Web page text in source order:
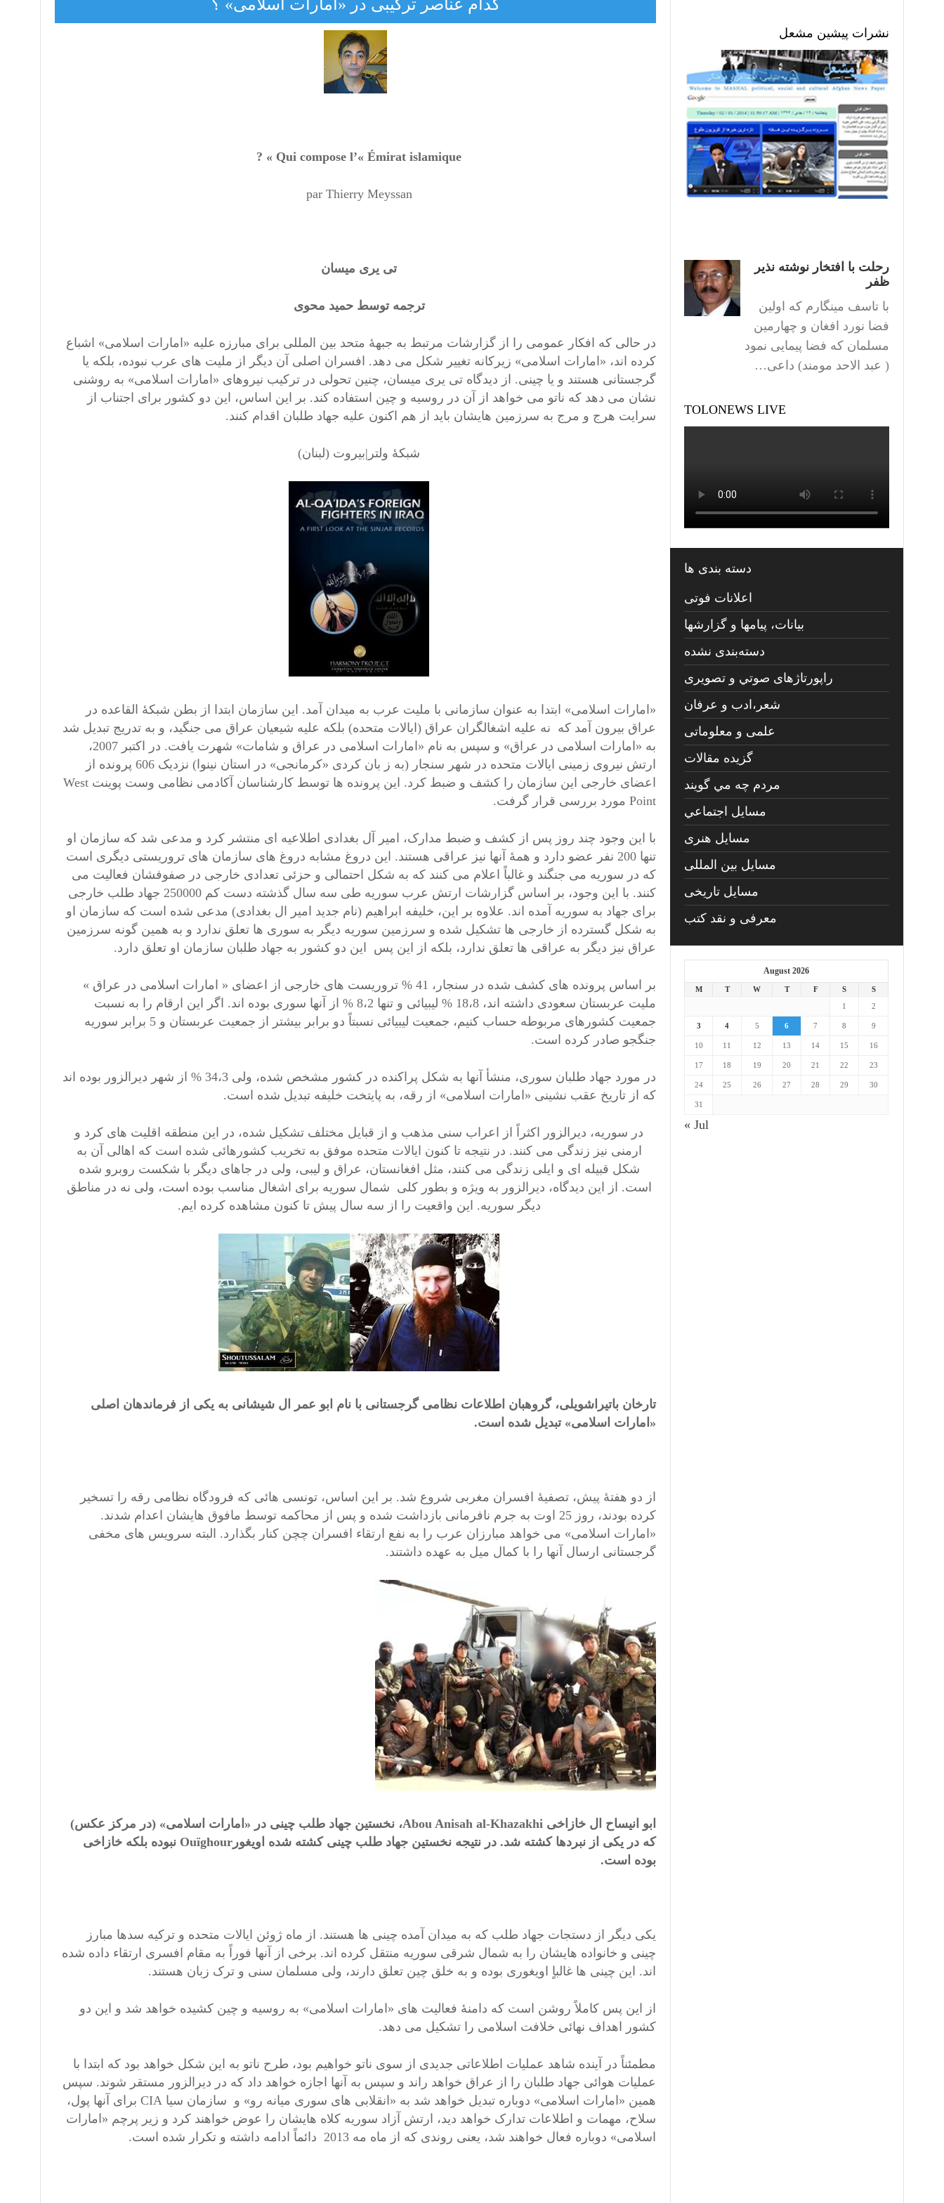
کدام عناصر ترکیبی در «امارات اسلامی» ؟
Qui compose l’« Émirat islamique » ?
par Thierry Meyssan
تی یری میسان
ترجمه توسط حمید محوی
در حالی که افکار عمومی را از گزارشات مرتبط به جبهۀ متحد بین المللی برای مبارزه علیه «امارات اسلامی» اشباع
کرده اند، «امارات اسلامی» زیرکانه تغییر شکل می دهد. افسران اصلی آن دیگر از ملیت های عرب نبوده، بلکه یا
گرجستانی هستند و یا چینی. از دیدگاه تی یری میسان، چنین تحولی در ترکیب نیروهای «امارات اسلامی» به روشنی
نشان می دهد که ناتو می خواهد از آن در روسیه و چین استفاده کند. بر این اساس، این دو کشور برای اجتناب از
سرایت هرج و مرج به سرزمین هایشان باید از هم اکنون علیه جهاد طلبان اقدام کنند.
شبکۀ ولتر|بیروت (لبنان)
«امارات اسلامی» ابتدا به عنوان سازمانی با ملیت عرب به میدان آمد. این سازمان ابتدا از بطن شبکۀ القاعده در
عراق بیرون آمد که نه علیه اشغالگران عراق (ایالات متحده) بلکه علیه شیعیان عراق می جنگید، و به تدریج تبدیل شد
به «امارات اسلامی در عراق» و سپس به نام «امارات اسلامی در عراق و شامات» شهرت یافت. در اکتبر 2007،
ارتش نیروی زمینی ایالات متحده در شهر سنجار (به ز بان کردی «کرمانجی» در استان نینوا) نزدیک 606 پرونده از
اعضای خارجی این سازمان را کشف و ضبط کرد. این پرونده ها توسط کارشناسان آکادمی نظامی وست پوینت West
Point مورد بررسی قرار گرفت.
با این وجود چند روز پس از کشف و ضبط مدارک، امیر آل بغدادی اطلاعیه ای منتشر کرد و مدعی شد که سازمان او
تنها 200 نفر عضو دارد و همۀ آنها نیز عراقی هستند. این دروغ مشابه دروغ های سازمان های تروریستی دیگری است
که در سوریه می جنگند و غالباً اعلام می کنند که به شکل احتمالی و حزئی تعدادی خارجی در صفوفشان فعالیت می
کنند. با این وجود، بر اساس گزارشات ارتش عرب سوریه طی سه سال گذشته دست کم 250000 جهاد طلب خارجی
برای جهاد به سوریه آمده اند. علاوه بر این، خلیفه ابراهیم (نام جدید امیر ال بغدادی) مدعی شده است که سازمان او
به شکل گسترده از خارجی ها تشکیل شده و سرزمین سوریه دیگر به سوری ها تعلق ندارد و به همین گونه سرزمین
عراق نیز دیگر به عراقی ها تعلق ندارد، بلکه از این پس این دو کشور به جهاد طلبان سازمان او تعلق دارد.
بر اساس پرونده های کشف شده در سنجار، 41 % تروریست های خارجی از اعضای « امارات اسلامی در عراق »
ملیت عربستان سعودی داشته اند، 18،8 % لیبیائی و تنها 8،2 % از آنها سوری بوده اند. اگر این ارقام را به نسبت
جمعیت کشورهای مربوطه حساب کنیم، جمعیت لیبیائی نسبتاً دو برابر بیشتر از جمعیت عربستان و 5 برابر سوریه
جنگجو صادر کرده است.
در مورد جهاد طلبان سوری، منشأ آنها به شکل پراکنده در کشور مشخص شده، ولی 34،3 % از شهر دیرالزور بوده اند
که از تاریخ عقب نشینی «امارات اسلامی» از رقه، به پایتخت خلیفه تبدیل شده است.
در سوریه، دیرالزور اکثراً از اعراب سنی مذهب و از قبایل مختلف تشکیل شده، در این منطقه اقلیت های کرد و
ارمنی نیز زندگی می کنند. در نتیجه تا کنون ایالات متحده موفق به تخریب کشورهائی شده است که اهالی آن به
شکل قبیله ای و ایلی زندگی می کنند، مثل افغانستان، عراق و لیبی، ولی در جاهای دیگر با شکست روبرو شده
است. از این دیدگاه، دیرالزور به ویژه و بطور کلی شمال سوریه برای اشغال مناسب بوده است، ولی نه در مناطق
دیگر سوریه. این واقعیت را از سه سال پیش تا کنون مشاهده کرده ایم.
تارخان باتیراشویلی، گروهبان اطلاعات نظامی گرجستانی با نام ابو عمر ال شیشانی به یکی از فرماندهان اصلی
«امارات اسلامی» تبدیل شده است.
از دو هفتۀ پیش، تصفیۀ افسران مغربی شروع شد. بر این اساس، تونسی هائی که فرودگاه نظامی رقه را تسخیر
کرده بودند، روز 25 اوت به جرم نافرمانی بازداشت شده و پس از محاکمه توسط مافوق هایشان اعدام شدند.
«امارات اسلامی» می خواهد مبارزان عرب را به نفع ارتقاء افسران چچن کنار بگذارد. البته سرویس های مخفی
گرجستانی ارسال آنها را با کمال میل به عهده داشتند.
ابو انیساح ال خازاخی Abou Anisah al-Khazakhi، نخستین جهاد طلب چینی در «امارات اسلامی» (در مرکز عکس)
که در یکی از نبردها کشته شد. در نتیجه نخستین جهاد طلب چینی کشته شده اویغور Ouïghour نبوده بلکه خازاخی
بوده است.
یکی دیگر از دستجات جهاد طلب که به میدان آمده چینی ها هستند. از ماه ژوئن ایالات متحده و ترکیه سدها مبارز
چینی و خانواده هایشان را به شمال شرقی سوریه منتقل کرده اند. برخی از آنها فوراً به مقام افسری ارتقاء داده شده
اند. این چینی ها غالباٍ اویغوری بوده و به خلق چین تعلق دارند، ولی مسلمان سنی و ترک زبان هستند.
از این پس کاملاً روشن است که دامنۀ فعالیت های «امارات اسلامی» به روسیه و چین کشیده خواهد شد و این دو
کشور اهداف نهائی خلافت اسلامی را تشکیل می دهد.
مطمئناً در آینده شاهد عملیات اطلاعاتی جدیدی از سوی ناتو خواهیم بود، طرح ناتو به این شکل خواهد بود که ابتدا با
عملیات هوائی جهاد طلبان را از عراق خواهد راند و سپس به آنها اجازه خواهد داد که در دیرالزور مستقر شوند. سپس
همین «امارات اسلامی» دوباره تبدیل خواهد شد به «انقلابی های سوری میانه رو» و سازمان سیا CIA برای آنها پول،
سلاح، مهمات و اطلاعات تدارک خواهد دید، ارتش آزاد سوریه کلاه هایشان را عوض خواهند کرد و زیر پرچم «امارات
اسلامی» دوباره فعال خواهند شد، یعنی روندی که از ماه مه 2013 دائماً ادامه داشته و تکرار شده است.
نشرات پیشین مشعل
رحلت با افتخار نوشته نذیر
ظفر
با تاسف مینگارم که اولین
فضا نورد افغان و چهارمین
مسلمان که فضا پیمایی نمود
( عبد الاحد مومند) داعی…
TOLONEWS LIVE
دسته بندی ها
اعلانات فوتی
بیانات، پیامها و گزارشها
دسته‌بندی نشده
راپورتاژهای صوتي و تصويری
شعر،ادب و عرفان
علمی و معلوماتی
گزیده مقالات
مردم چه مي گويند
مسايل اجتماعي
مسايل هنری
مسایل بین المللی
مسایل تاریخی
معرفی و نقد کتب
August 2026
M T W T F S
S
1
2
3 4 5 6 7 8 9
10 11 12 13 14 15 16
17 18 19 20 21 22 23
24 25 26 27 28 29 30
31
« Jul